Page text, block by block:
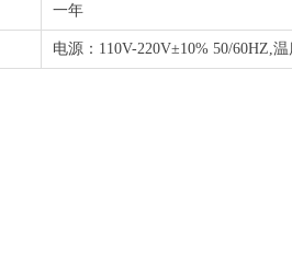
一年
电源：110V-220V±10% 50/60HZ,